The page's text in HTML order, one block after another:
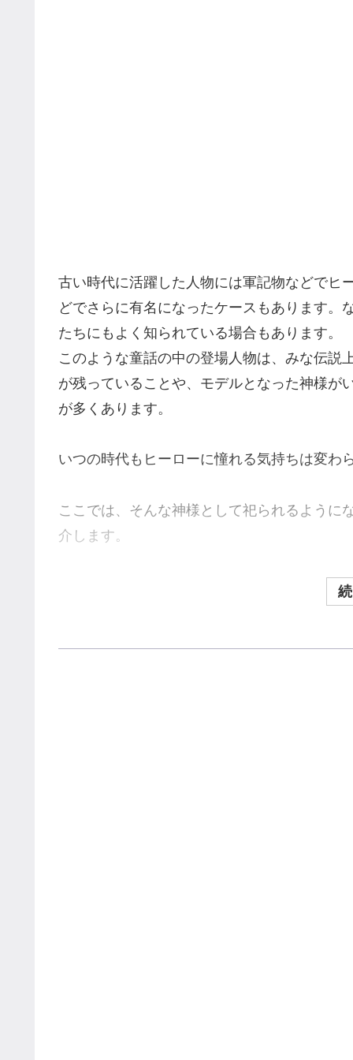
古い時代に活躍した人物には軍記物などでヒ
どでさらに有名になったケースもあります。
たちにもよく知られている場合もあります。
このような童話の中の登場人物は、みな伝説
が残っていることや、モデルとなった神様が
が多くあります。
いつの時代もヒーローに憧れる気持ちは変わ
ここでは、そんな神様として祀られるように
介します。